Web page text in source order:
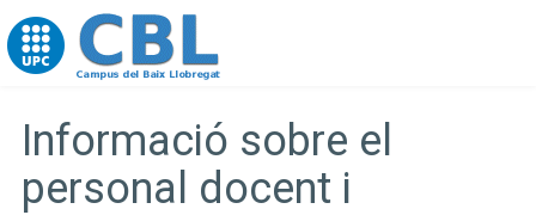
Go to upc.edu
Informació sobre el
personal docent i